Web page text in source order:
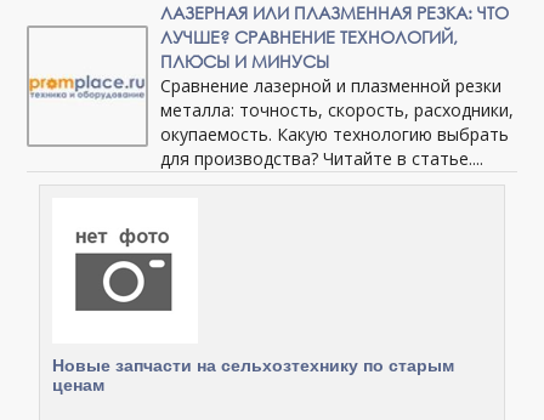
ЛАЗЕРНАЯ ИЛИ ПЛАЗМЕННАЯ РЕЗКА: ЧТО
ЛУЧШЕ? СРАВНЕНИЕ ТЕХНОЛОГИЙ,
ПЛЮСЫ И МИНУСЫ
Сравнение лазерной и плазменной резки
металла: точность, скорость, расходники,
окупаемость. Какую технологию выбрать
для производства? Читайте в статье....
Новые запчасти на сельхозтехнику по старым
ценам